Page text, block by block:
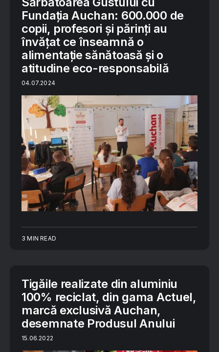
Fundația Auchan: 600.000 de
copii, profesori și părinți au
învățat ce înseamnă o
alimentație sănătoasă și o
atitudine eco-responsabilă
04.07.2024
3 MIN READ
Tigăile realizate din aluminiu
100% reciclat, din gama Actuel,
marcă exclusivă Auchan,
desemnate Produsul Anului
15.06.2022